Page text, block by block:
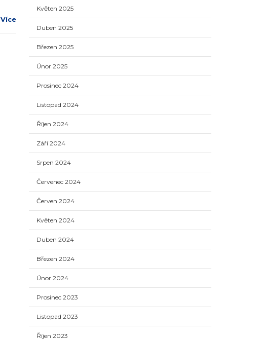
Více
Květen 2025
Duben 2025
Březen 2025
Únor 2025
Prosinec 2024
Listopad 2024
Říjen 2024
Září 2024
Srpen 2024
Červenec 2024
Červen 2024
Květen 2024
Duben 2024
Březen 2024
Únor 2024
Prosinec 2023
Listopad 2023
Říjen 2023